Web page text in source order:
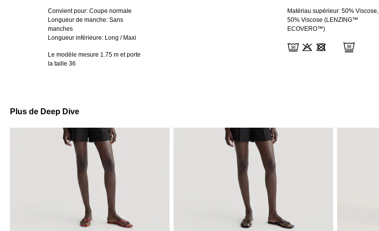
Convient pour: Coupe normale
Longueur de manche: Sans
manches
Longueur inférieure: Long / Maxi
Le modèle mesure 1.75 m et porte
la taille 36
Matériau supérieur: 50% Viscose,
50% Viscose (LENZING™
ECOVERO™)
Plus de Deep Dive